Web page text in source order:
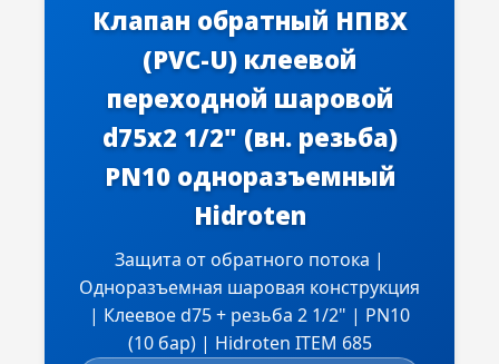
Клапан обратный НПВХ
(PVC-U) клеевой
переходной шаровой
d75x2 1/2" (вн. резьба)
PN10 одноразъемный
Hidroten
Защита от обратного потока |
Одноразъемная шаровая конструкция
| Клеевое d75 + резьба 2 1/2" | PN10
(10 бар) | Hidroten ITEM 685